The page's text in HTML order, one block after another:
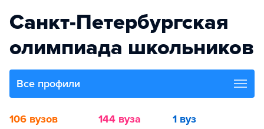
Санкт-Петербургская
олимпиада школьников
Все профили
106 вузов 144 вуза 1 вуз